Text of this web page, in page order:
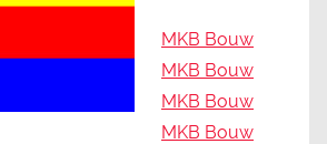
MKB Bouw
MKB Bouw
MKB Bouw
MKB Bouw